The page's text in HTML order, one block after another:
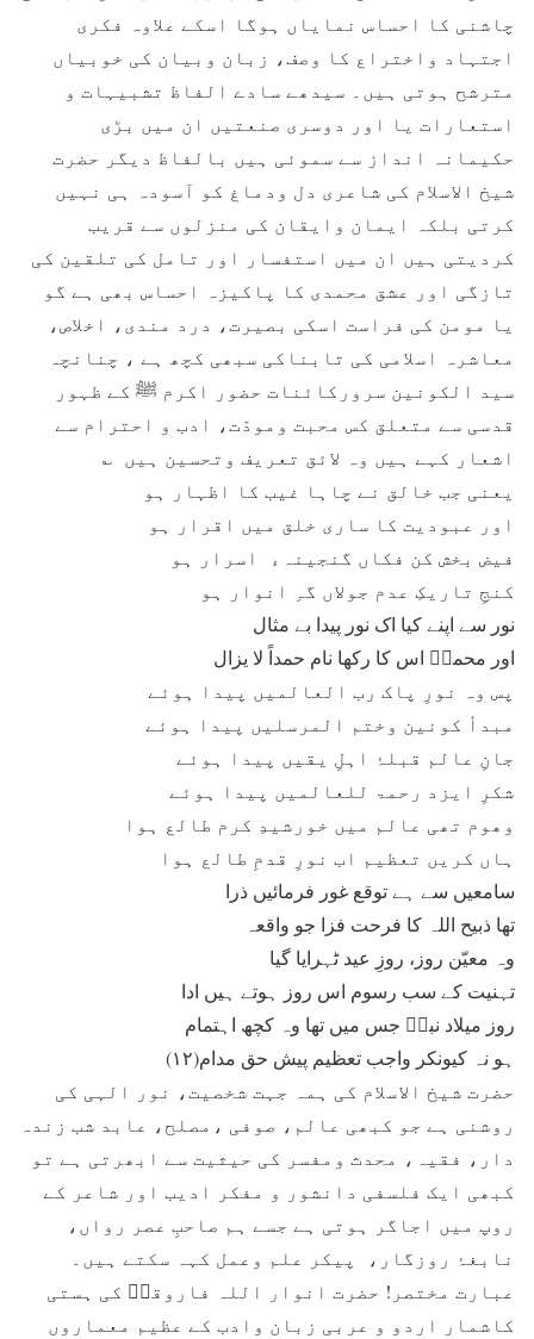
چاشنی کا احساس نمایاں ہوگا اسکے علاوہ فکری
اجتہاد واختراع کا وصف، زبان وبیان کی خوبیاں
مترشح ہوتی ہیں۔ سیدھے سادے الفاظ تشبیہات و
استعارات یا اور دوسری صنعتیں ان میں بڑی
حکیمانہ انداز سے سموئی ہیں بالفاظ دیگر حضرت
شیخ الاسلام کی شاعری دل ودماغ کو آسودہ ہی نہیں
کرتی بلکہ ایمان وایقان کی منزلوں سے قریب
کردیتی ہیں ان میں استفسار اور تامل کی تلقین کی
تازگی اور عشق محمدی کا پاکیزہ احساس بھی ہے گو
یا مومن کی فراست اسکی بصیرت، درد مندی، اخلاص،
معاشرہ اسلامی کی تابناکی سبھی کچھ ہے ، چنانچہ
سید الکونین سرورکائنات حضور اکرم ﷺ کے ظہور
قدسی سے متعلق کس محبت ومودّت، ادب و احترام سے
اشعار کہے ہیں وہ لائق تعریف وتحسین ہیں ؎
یعنی جب خالق نے چاہا غیب کا اظہار ہو
اور عبودیت کا ساری خلق میں اقرار ہو
فیض بخش کن فکاں گنجینہء اسرار ہو
کنجِ تاریکِ عدم جولاں گہِ انوار ہو
نور سے اپنے کیا اک نور پیدا بے مثال
اور محمدؐ اس کا رکھا نام حمداً لا یزال
پس وہ نورِ پاک رب العالمیں پیدا ہوئے
مبدأ کونین وختم المرسلیں پیدا ہوئے
جانِ عالم قبلۂ اہلِ یقیں پیدا ہوئے
شکرِ ایزد رحمۃ للعالمیں پیدا ہوئے
وھوم تھی عالم میں خورشیدِ کرم طالع ہوا
ہاں کریں تعظیم اب نورِ قدمِ طالع ہوا
سامعیں سے ہے توقع غور فرمائیں ذرا
تھا ذبیح اللہ کا فرحت فزا جو واقعہ
وہ معیّن روز، روزِ عید ٹہرایا گیا
تہنیت کے سب رسوم اس روز ہوتے ہیں ادا
روز میلاد نبیؐ جس میں تھا وہ کچھ اہتمام
ہو نہ کیونکر واجب تعظیم پیش حق مدام(۱۲)
حضرت شیخ الاسلام کی ہمہ جہت شخصیت، نور الہی کی
روشنی ہے جو کبھی عالم، صوفی ،مصلح، عابد شب زندہ
دار، فقیہ، محدث ومفسر کی حیثیت سے ابھرتی ہے تو
کبھی ایک فلسفی دانشور و مفکر ادیب اور شاعر کے
روپ میں اجاگر ہوتی ہے جسے ہم صاحبِ عصر رواں،
نابغۂ روزگار، پیکر علم وعمل کہہ سکتے ہیں۔
عبارت مختصر! حضرت انوار اللہ فاروقیؒ کی ہستی
کاشمار اردو و عربی زبان وادب کے عظیم معماروں